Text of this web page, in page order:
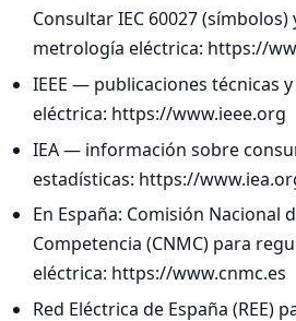
Consultar IEC 60027
metrología eléctrica: https://
IEEE — publicaciones técnicas
eléctrica: https://www.ieee.org
IEA — información sobre
estadísticas: https://
En España: Comisión Nacional
Competencia (CNMC) para
eléctrica: https://www.cnmc.es
Red Eléctrica de España (REE)